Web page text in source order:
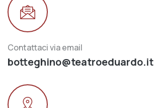
Contattaci via email
botteghino@teatroeduardo.it